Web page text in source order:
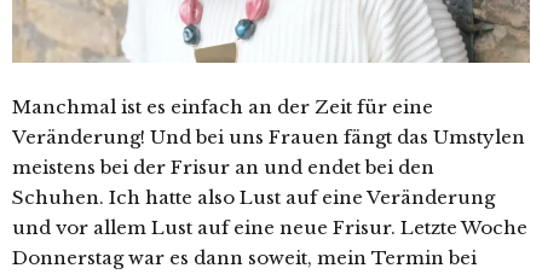
Manchmal ist es einfach an der Zeit für eine
Veränderung! Und bei uns Frauen fängt das Umstylen
meistens bei der Frisur an und endet bei den
Schuhen. Ich hatte also Lust auf eine Veränderung
und vor allem Lust auf eine neue Frisur. Letzte Woche
Donnerstag war es dann soweit, mein Termin bei